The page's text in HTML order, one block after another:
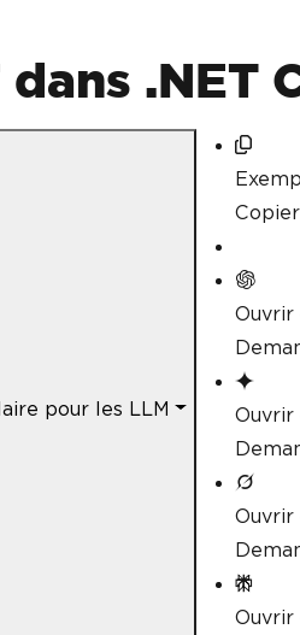
.NET
pour les LLM
Ouvrir
Ouvrir
Ouvrir
Ouvrir